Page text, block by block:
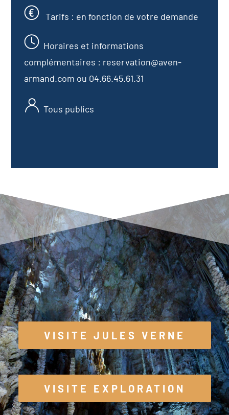
Tarifs : en fonction de votre demande
Horaires et informations
complémentaires : reservation@aven-
armand.com ou 04.66.45.61.31
Tous publics
VISITE JULES VERNE
VISITE EXPLORATION